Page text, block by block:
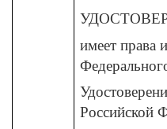
имеет права
Российской